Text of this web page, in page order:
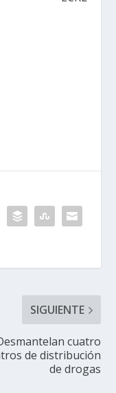
SIGUIENTE
cuatro
de distribución
de drogas